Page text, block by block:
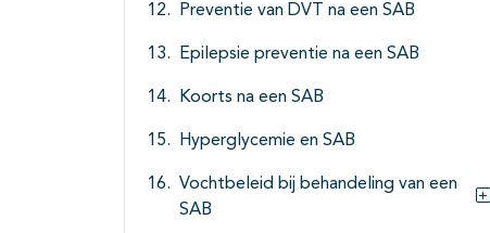
Preventie van DVT na een SAB
Epilepsie preventie na een SAB
Koorts na een SAB
Hyperglycemie en SAB
Vochtbeleid bij behandeling van een
SAB